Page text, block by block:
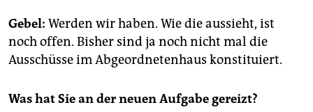
Gebel: Werden wir haben. Wie die aussieht, ist
noch offen. Bisher sind ja noch nicht mal die
Ausschüsse im Abgeordnetenhaus konstituiert.
Was hat Sie an der neuen Aufgabe gereizt?